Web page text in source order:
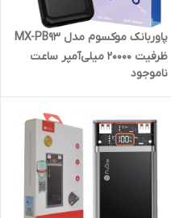
پاوربانک موکسوم مدل MX-PB93
ظرفیت 20000 میلی‌آمپر ساعت
ناموجود